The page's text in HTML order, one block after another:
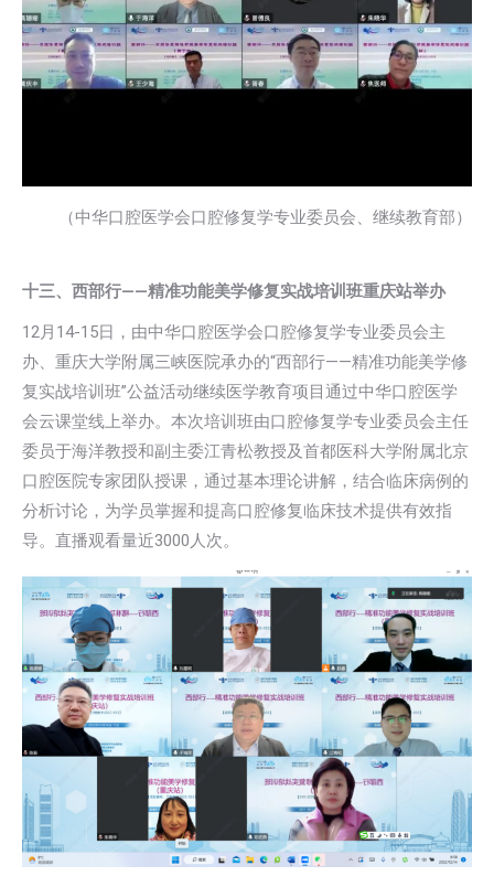
（中华口腔医学会口腔修复学专业委员会、继续教育部）
十三、 西部行——精准功能美学修复实战培训班重庆站举办
12月14-15日，由中华口腔医学会口腔修复学专业委员会主
办、重庆大学附属三峡医院承办的“西部行——精准功能美学修
复实战培训班”公益活动继续医学教育项目通过中华口腔医学
会云课堂线上举办。本次培训班由口腔修复学专业委员会主任
委员于海洋教授和副主委江青松教授及首都医科大学附属北京
口腔医院专家团队授课，通过基本理论讲解，结合临床病例的
分析讨论，为学员掌握和提高口腔修复临床技术提供有效指
导。直播观看量近3000人次。